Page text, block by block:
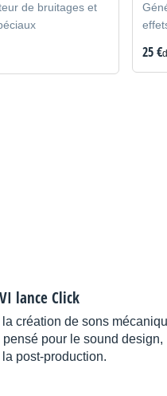
de bruitages et
25 €
lance Click
création de sons
pour le sound design,
la post-production.